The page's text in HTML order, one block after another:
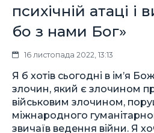
психічній атаці і
бо з нами Бог»
16 листопада 2022, 13:13
Я б хотів сьогодні в ім’я
злочин, який є злочином
військовим злочином,
міжнародного
звичаїв ведення війни. Я